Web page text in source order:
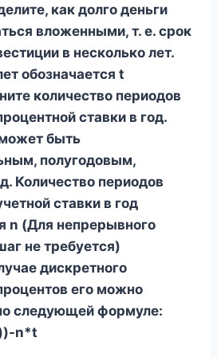
как долго деньги
вложенными, т. е. срок
в несколько лет.
обозначается t
количество периодов
ставки в год.
быть
полугодовым,
Количество периодов
ставки в год
n (Для непрерывного
не требуется)
дискретного
его можно
следующей формуле:
n*t